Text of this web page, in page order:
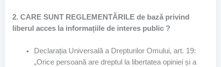
2. CARE SUNT REGLEMENTĂRILE de bază privind
liberul acces la informațiile de interes public ?
Declarația Universală a Drepturilor Omului, art. 19:
„Orice persoană are dreptul la libertatea opiniei și a